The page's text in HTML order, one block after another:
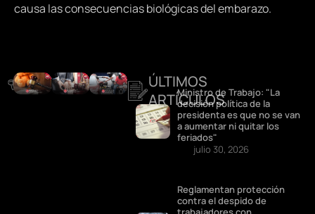
causa las consecuencias biológicas del embarazo.
DESTACADOS
ÚLTIMOS
ARTÍCULOS
Ministro de Trabajo: "La
decisión política de la
presidenta es que no se van
a aumentar ni quitar los
feriados"
julio 30, 2026
Reglamentan protección
contra el despido de